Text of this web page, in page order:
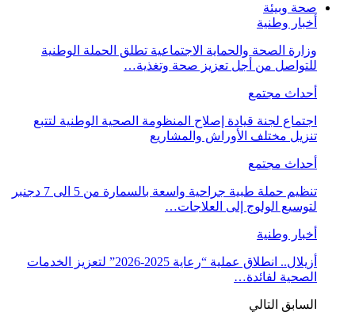
صحة وبيئة
أخبار وطنية
وزارة الصحة والحماية الاجتماعية تطلق الحملة الوطنية
للتواصل من أجل تعزيز صحة وتغذية…
أحداث مجتمع
اجتماع لجنة قيادة إصلاح المنظومة الصحية الوطنية لتتبع
تنزيل مختلف الأوراش والمشاريع
أحداث مجتمع
تنظيم حملة طبية جراحية واسعة بالسمارة من 5 الى 7 دجنبر
لتوسيع الولوج إلى العلاجات…
أخبار وطنية
أزيلال.. انطلاق عملية “رعاية 2025-2026” لتعزيز الخدمات
الصحية لفائدة…
السابق التالي